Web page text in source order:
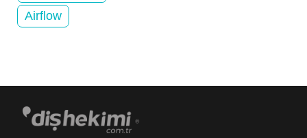
Airflow